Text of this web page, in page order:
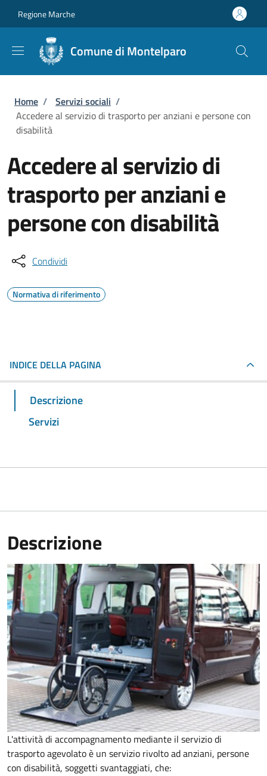
Regione Marche
Comune di Montelparo
Briciole di pane
Home / Servizi sociali /
Accedere al servizio di trasporto per anziani e persone con
disabilità
Accedere al servizio di
trasporto per anziani e
persone con disabilità
Condividi
Normativa di riferimento
INDICE DELLA PAGINA
Descrizione
Servizi
Descrizione
L'attività di accompagnamento mediante il servizio di
trasporto agevolato è un servizio rivolto ad anziani, persone
con disabilità, soggetti svantaggiati, che: